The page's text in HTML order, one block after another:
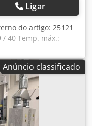
Ligar
do artigo: 25121
40 Temp. máx.:
8KW Ligação: 380V
19 / P 40 cm
Peso: aprox. 200 kg
Anúncio classificado